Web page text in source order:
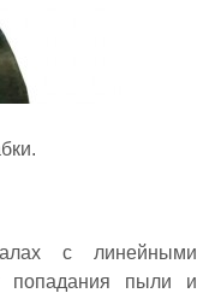
с линейными
попадания пыли и